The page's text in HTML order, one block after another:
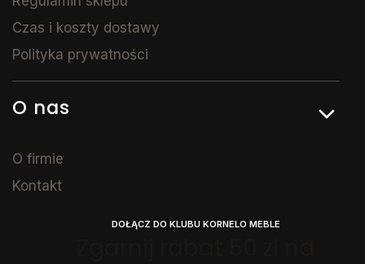
Czas i koszty dostawy
Polityka prywatności
O nas
O firmie
Kontakt
DOŁĄCZ DO KLUBU KORNELO MEBLE